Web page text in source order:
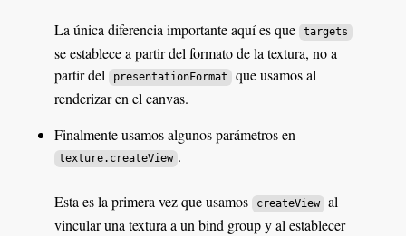
La única diferencia importante aquí es que targets
se establece a partir del formato de la textura, no a
partir del
presentationFormat que usamos al
renderizar en el canvas.
Finalmente usamos algunos parámetros en
texture.createView .
Esta es la primera vez que usamos createView al
vincular una textura a un bind group y al establecer